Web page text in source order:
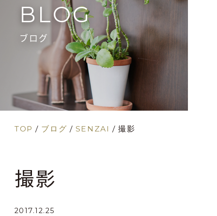
BLOG
ブログ
TOP / ブログ / SENZAI /撮影
撮影
2017.12.25